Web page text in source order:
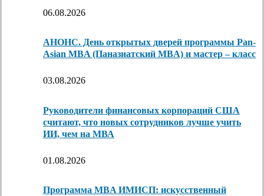
06.08.2026
АНОНС. День открытых дверей программы Pan-
Asian MBA (Паназиатский MBA) и мастер – класс
03.08.2026
Руководители финансовых корпораций США
считают, что новых сотрудников лучше учить
ИИ, чем на МВА
01.08.2026
Программа MBA ИМИСП: искусственный